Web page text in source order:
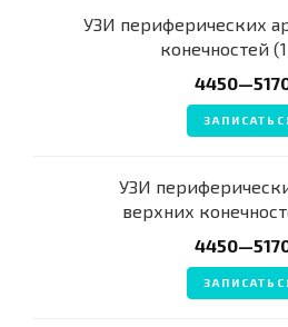
УЗИ периферических
конечностей
УЗИ
верхних